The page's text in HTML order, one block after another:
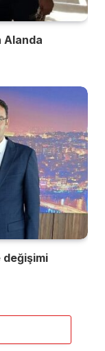
Alanda
değişimi